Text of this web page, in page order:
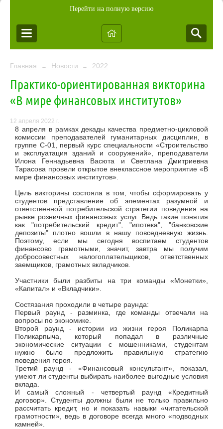
Перейти на полную версию
Главная → Новости → 2022
Практико-ориентированная викторина
«В мире финансовых институтов»
12 апреля 2022 г.
8 апреля в рамках декады качества предметно-цикловой
комиссии преподавателей гуманитарных дисциплин, в
группе С-01, первый курс специальности «Строительство
и эксплуатация зданий и сооружений», преподаватели
Илона Геннадьевна Васюта и Светлана Дмитриевна
Тарасова провели открытое внеклассное мероприятие «В
мире финансовых институтов».
Цель викторины состояла в том, чтобы сформировать у
студентов представление об элементах разумной и
ответственной потребительской стратегии поведения на
рынке розничных финансовых услуг. Ведь такие понятия
как "потребительский кредит", "ипотека", "банковские
депозиты" плотно вошли в нашу повседневную жизнь.
Поэтому, если мы сегодня воспитаем студентов
финансово грамотными, значит, завтра мы получим
добросовестных налогоплательщиков, ответственных
заемщиков, грамотных вкладчиков.
Участники были разбиты на три команды «Монетки»,
«Капитал» и «Вкладчики».
Состязания проходили в четыре раунда:
Первый раунд - разминка, где команды отвечали на
вопросы по экономике.
Второй раунд - истории из жизни героя Поликарпа
Поликарпыча, который попадал в различные
экономические ситуации с мошенниками, студентам
нужно было предложить правильную стратегию
поведения героя.
Третий раунд - «Финансовый консультант», показал,
умеют ли студенты выбирать наиболее выгодные условия
вклада.
И самый сложный - четвертый раунд «Кредитный
договор». Студенты должны были не только правильно
рассчитать кредит, но и показать навыки «читательской
грамотности», ведь в договоре всегда много «подводных
камней».